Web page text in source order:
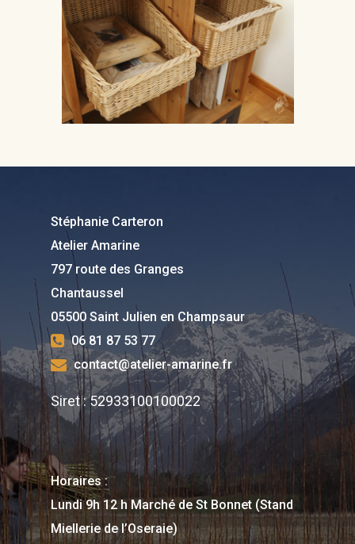
Stéphanie Carteron
Atelier Amarine
797 route des Granges
Chantaussel
05500 Saint Julien en Champsaur
06 81 87 53 77
contact@atelier-amarine.fr
Siret : 52933100100022
Horaires :
Lundi 9h 12 h Marché de St Bonnet (Stand
Miellerie de l’Oseraie)
ou à la boutique la Fleur
Mélèze